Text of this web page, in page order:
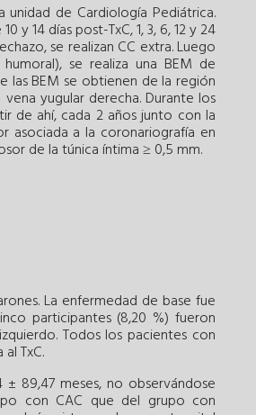
de Cardiología Pediátrica.
14 días post-TxC, 1, 3, 6, 12 y 24
se realizan CC extra. Luego
se realiza una BEM de
las BEM se obtienen de la región
yugular derecha. Durante los
de ahí, cada 2 años junto con la
asociada a la coronariografía en
de la túnica íntima ≥ 0,5 mm.
La enfermedad de base fue
participantes (8,20 %) fueron
Todos los pacientes con
TxC.
89,47 meses, no observándose
con CAC que del grupo con